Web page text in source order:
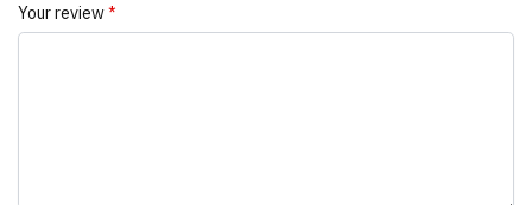
Your review*